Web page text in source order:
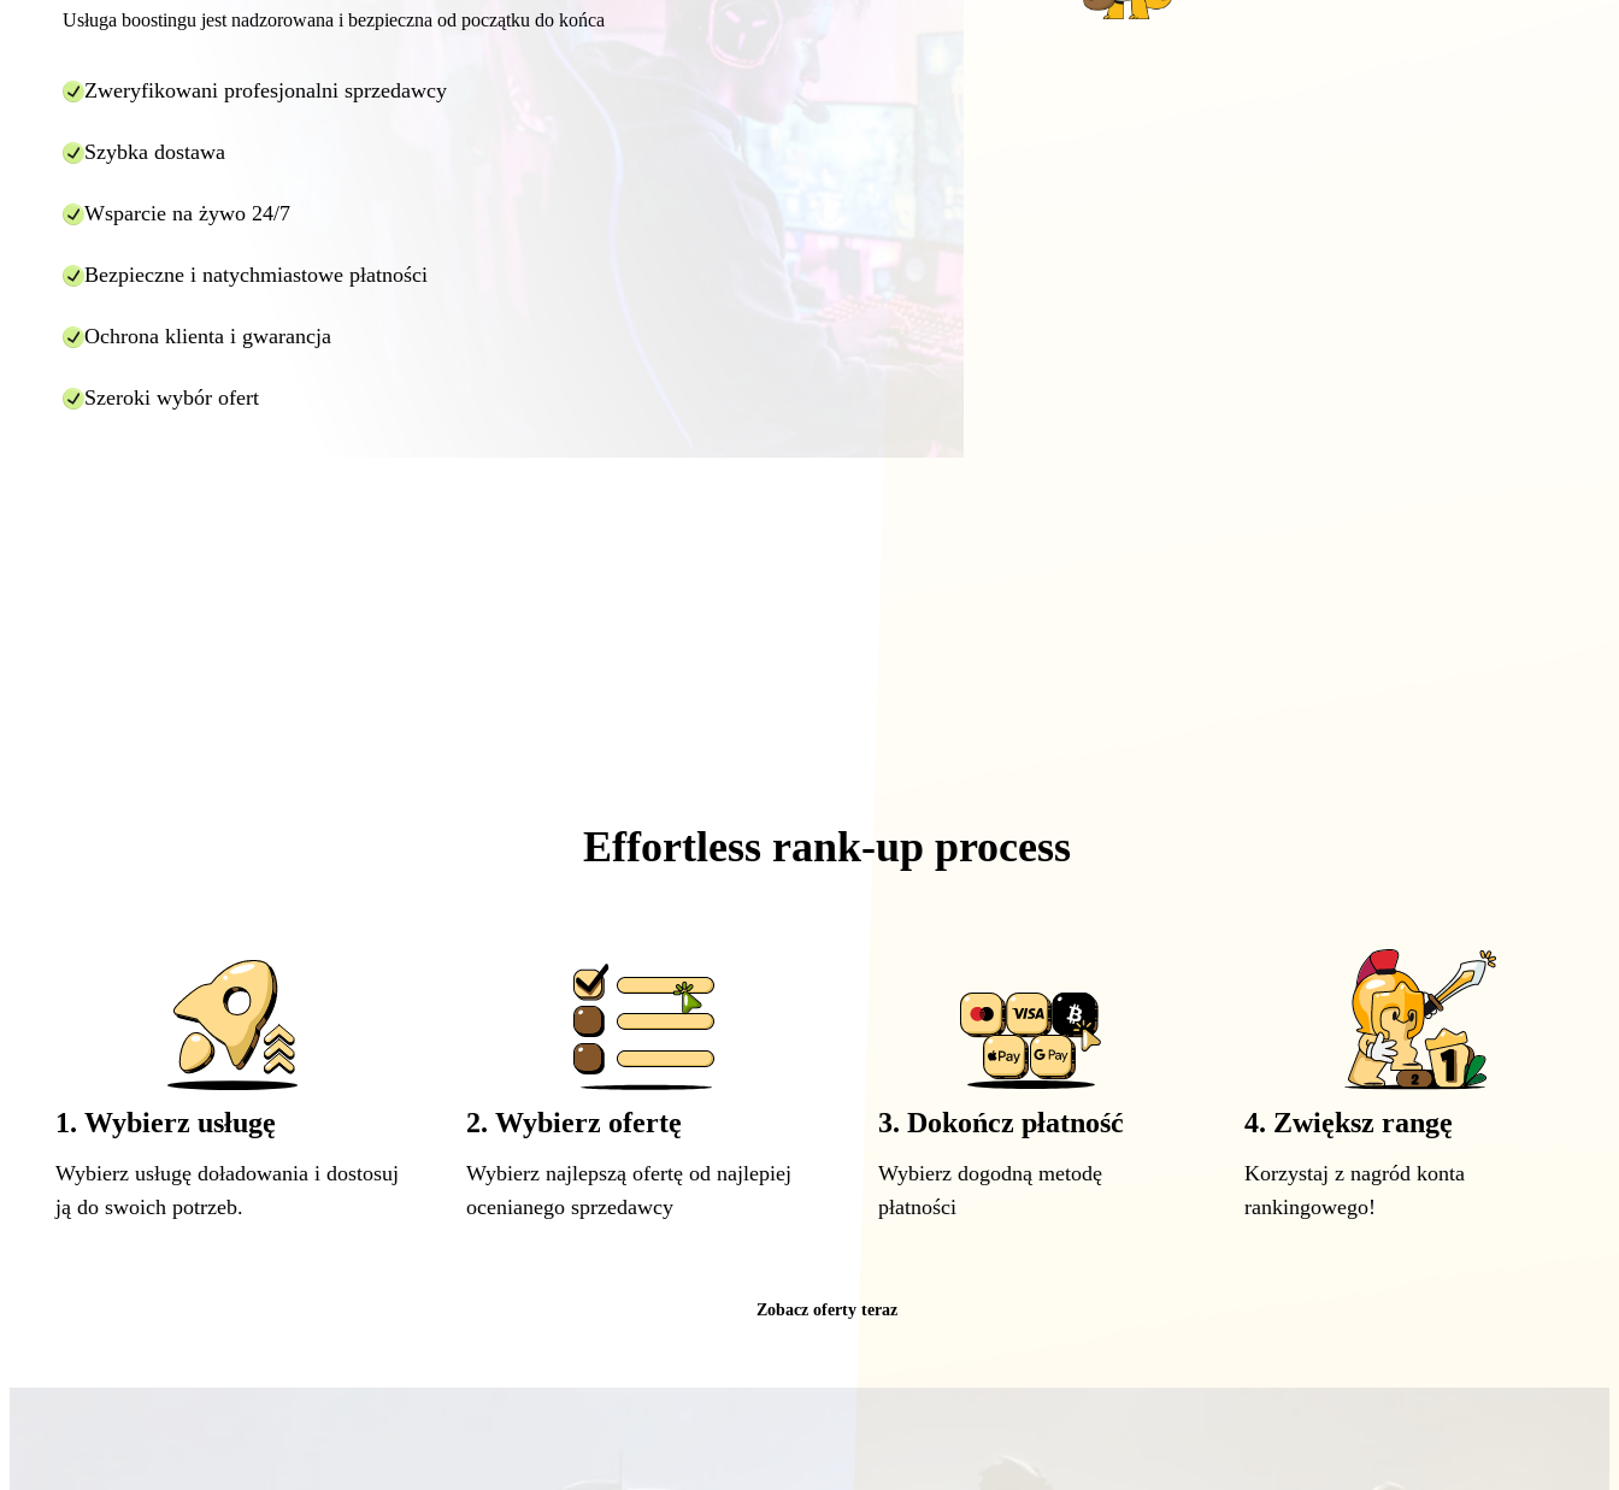
Usługa boostingu jest nadzorowana i bezpieczna od początku do końca
Zweryfikowani profesjonalni sprzedawcy
Szybka dostawa
Wsparcie na żywo 24/7
Bezpieczne i natychmiastowe płatności
Ochrona klienta i gwarancja
Szeroki wybór ofert
Effortless rank-up process
1. Wybierz usługę
Wybierz usługę doładowania i dostosuj
ją do swoich potrzeb.
2. Wybierz ofertę
Wybierz najlepszą ofertę od najlepiej
ocenianego sprzedawcy
3. Dokończ płatność
Wybierz dogodną metodę
płatności
4. Zwiększ rangę
Korzystaj z nagród konta
rankingowego!
Zobacz oferty teraz